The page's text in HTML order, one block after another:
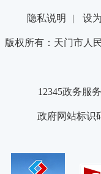
隐私说明 | 设
版权所有：天门市
12345政务服
政府网站标识